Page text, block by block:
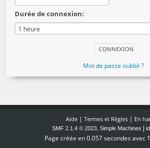
Durée de connexion:
Mot de passe oublié ?
Aide| Termes et Règles| En
SMF 2.1.4 © 2023, Simple Machines
Page créée en 0.057 secondes avec